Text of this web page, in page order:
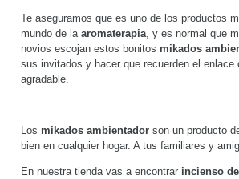
Te aseguramos que es uno de los productos
mundo de la aromaterapia, y es normal que
novios escojan estos bonitos mikados
sus invitados y hacer que recuerden el enlace
agradable.
Los mikados ambientador son un producto
bien en cualquier hogar. A tus familiares y
En nuestra tienda vas a encontrar incienso